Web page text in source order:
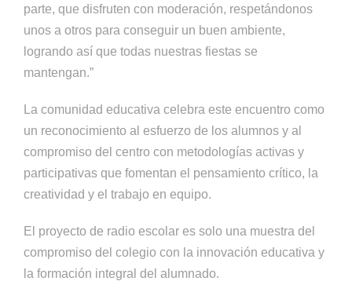
parte, que disfruten con moderación, respetándonos
unos a otros para conseguir un buen ambiente,
logrando así que todas nuestras fiestas se
mantengan.”
La comunidad educativa celebra este encuentro como
un reconocimiento al esfuerzo de los alumnos y al
compromiso del centro con metodologías activas y
participativas que fomentan el pensamiento crítico, la
creatividad y el trabajo en equipo.
El proyecto de radio escolar es solo una muestra del
compromiso del colegio con la innovación educativa y
la formación integral del alumnado.